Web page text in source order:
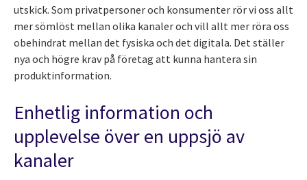
utskick. Som privatpersoner och konsumenter rör vi oss allt
mer sömlöst mellan olika kanaler och vill allt mer röra oss
obehindrat mellan det fysiska och det digitala. Det ställer
nya och högre krav på företag att kunna hantera sin
produktinformation.
Enhetlig information och
upplevelse över en uppsjö av
kanaler